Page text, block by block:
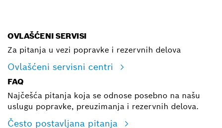
OVLAŠĆENI SERVISI
Za pitanja u vezi popravke i rezervnih delova
Ovlašćeni servisni centri
FAQ
Najčešća pitanja koja se odnose posebno na našu
uslugu popravke, preuzimanja i rezervnih delova.
Često postavljana pitanja